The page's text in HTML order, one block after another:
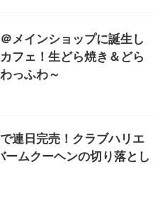
メインショップに誕生し
フェ！生どら焼き＆どら
っふわ～
連日完売！クラブハリエ
ムクーヘンの切り落とし